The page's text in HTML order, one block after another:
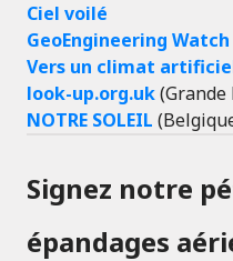
Ciel voilé
GeoEngineering Watch
Vers un climat
look-up.org.uk(Grande
NOTRE SOLEIL
Signez notre
épandages